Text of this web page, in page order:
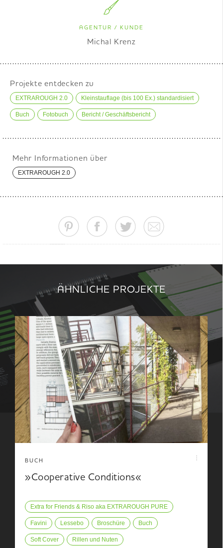
AGENTUR / KUNDE
Michal Krenz
Projekte entdecken zu
EXTRAROUGH 2.0 Kleinstauflage (bis 100 Ex.) standardisiert
Buch Fotobuch Bericht / Geschäftsbericht
Mehr Informationen über
EXTRAROUGH 2.0
ÄHNLICHE PROJEKTE
BUCH
»Cooperative Conditions«
Extra for Friends & Riso aka EXTRAROUGH PURE
Favini Lessebo Broschüre Buch
Soft Cover Rillen und Nuten